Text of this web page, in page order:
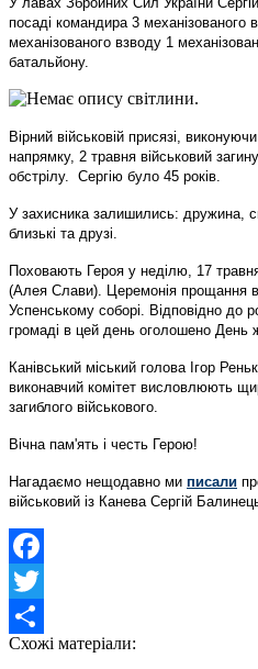
посаді командира 3
механізованого взводу 1
батальйону.
Вірний військовій присязі,
напрямку, 2 травня військовий
обстрілу. Сергію було 45 років.
У захисника залишились: дружина,
близькі та друзі.
Поховають Героя у неділю, 17
(Алея Слави). Церемонія прощання
Успенському соборі. Відповідно до
громаді в цей день оголошено День
Канівський міський голова Ігор
виконавчий комітет висловлюють
загиблого військового.
Вічна пам'ять і честь Герою!
Нагадаємо нещодавно ми писали
військовий із Канева Сергій
Facebook
Twitter
Share
Схожі матеріали: